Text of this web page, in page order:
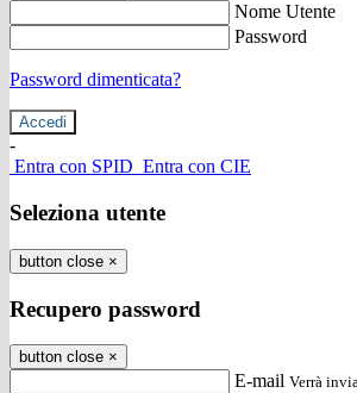
Nome Utente
Password
Password dimenticata?
-
Entra con SPID Entra con CIE
Seleziona utente
button close ×
Recupero password
button close ×
E-mail Verrà